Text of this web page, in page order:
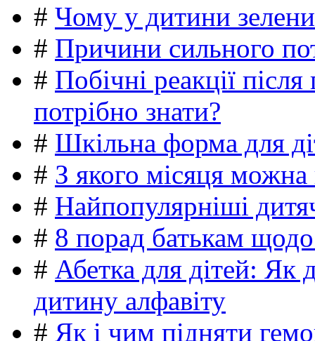
# Чому у дитини
# Причини сильного
# Побічні реакції
потрібно знати?
# Шкільна форма для
# З якого місяця можна
# Найпопулярніші
# 8 порад батькам
# Абетка для дітей: Як
дитину алфавіту
# Як і чим підняти